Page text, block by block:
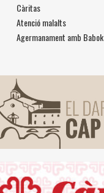
Càritas
Atenció malalts
Agermanament amb Babok